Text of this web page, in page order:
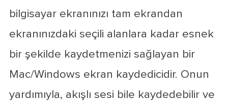
bilgisayar ekranınızı tam ekrandan
ekranınızdaki seçili alanlara kadar esnek
bir şekilde kaydetmenizi sağlayan bir
Mac/Windows ekran kaydedicidir. Onun
yardımıyla, akışlı sesi bile kaydedebilir ve